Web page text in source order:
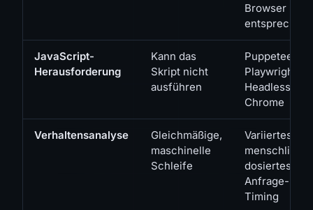
Browser
entsprechen
JavaScript-
Herausforderung
Kann das
Skript nicht
ausführen
Puppeteer /
Playwright /
Headless
Chrome
Verhaltensanalyse
Gleichmäßige,
maschinelle
Schleife
Variiertes,
menschlich
dosiertes
Anfrage-
Timing